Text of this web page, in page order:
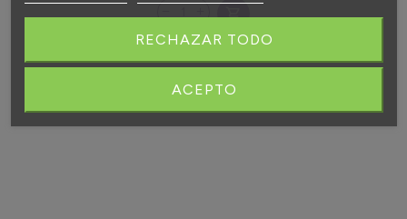
shopping_cart
RECHAZAR TODO
ACEPTO